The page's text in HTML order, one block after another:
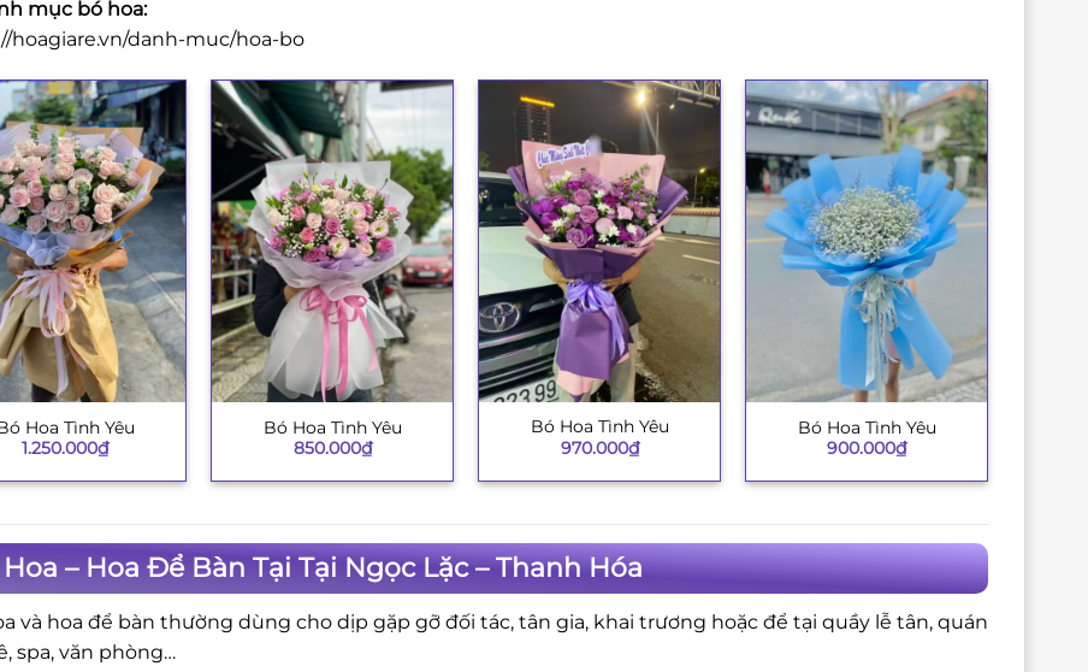
mục bó hoa:
hoagiare.vn/danh-muc/hoa-bo
Hoa Tình Yêu
1.250.000₫
Bó Hoa Tình Yêu
850.000₫
Bó Hoa Tình Yêu
970.000₫
Bó Hoa Tình Yêu
900.000₫
– Hoa Để Bàn Tại Tại Ngọc Lặc – Thanh Hóa
và hoa để bàn thường dùng cho dịp gặp gỡ đối tác, tân gia, khai trương hoặc để tại quầy lễ tân, quán
spa, văn phòng…